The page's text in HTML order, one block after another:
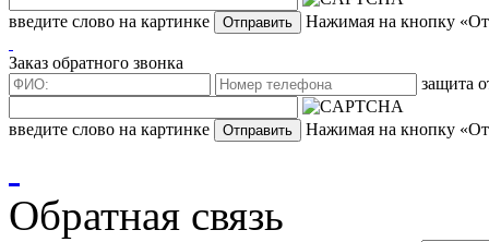
введите слово на картинке Нажимая на кнопку
Заказ обратного звонка
защита
введите слово на картинке Нажимая на кнопку
Обратная связь